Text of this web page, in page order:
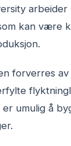
kan være
forverres
umulig å